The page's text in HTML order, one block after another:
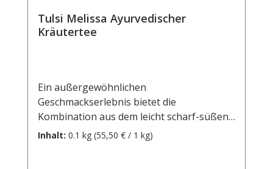
Tulsi Melissa Ayurvedischer
Kräutertee
Ein außergewöhnlichen
Geschmackserlebnis bietet die
Kombination aus dem leicht scharf-süßen
Tulsikraut und der intensiv zitronigen
Inhalt: 0.1 kg (55,50 € / 1 kg)